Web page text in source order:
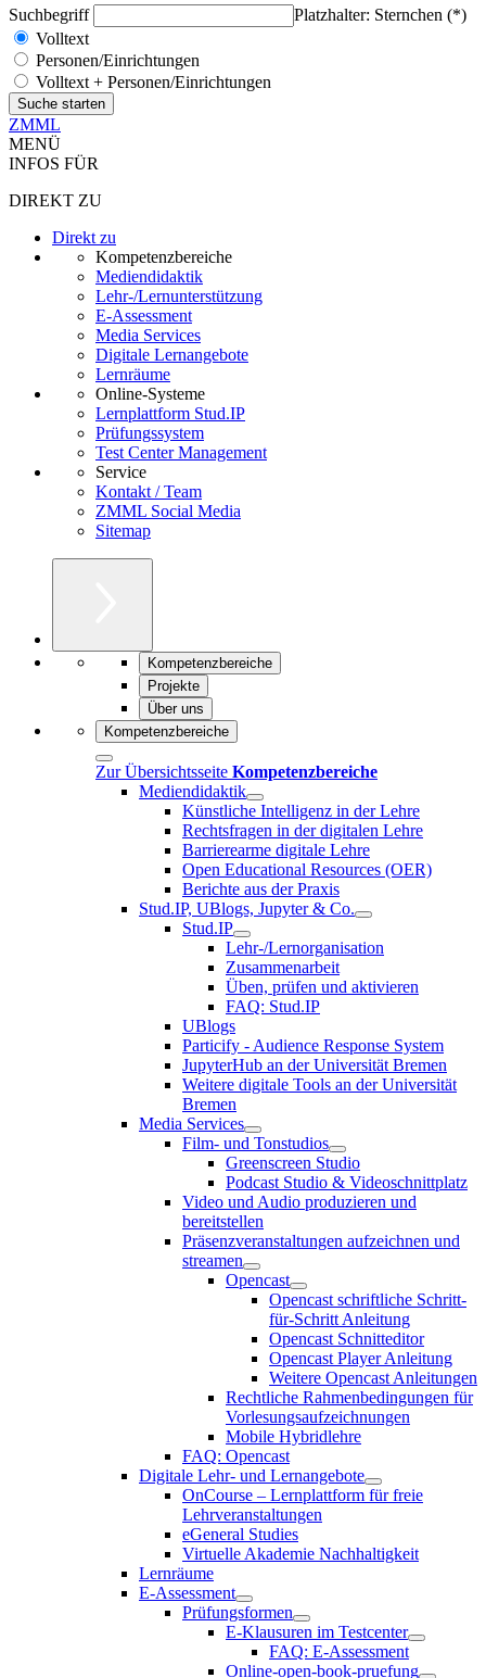
Suchbegriff
Platzhalter: Sternchen (*)
Volltext
Personen/Einrichtungen
Volltext + Personen/Einrichtungen
ZMML
MENÜ
INFOS FÜR
DIREKT ZU
Direkt zu
Kompetenzbereiche
Mediendidaktik
Lehr-/Lernunterstützung
E-Assessment
Media Services
Digitale Lernangebote
Lernräume
Online-Systeme
Lernplattform Stud.IP
Prüfungssystem
Test Center Management
Service
Kontakt / Team
ZMML Social Media
Sitemap
Kompetenzbereiche
Projekte
Über uns
Kompetenzbereiche
Zur Übersichtsseite Kompetenzbereiche
Mediendidaktik
Künstliche Intelligenz in der Lehre
Rechtsfragen in der digitalen Lehre
Barrierearme digitale Lehre
Open Educational Resources (OER)
Berichte aus der Praxis
Stud.IP, UBlogs, Jupyter & Co.
Stud.IP
Lehr-/Lernorganisation
Zusammenarbeit
Üben, prüfen und aktivieren
FAQ: Stud.IP
UBlogs
Particify - Audience Response System
JupyterHub an der Universität Bremen
Weitere digitale Tools an der Universität
Bremen
Media Services
Film- und Tonstudios
Greenscreen Studio
Podcast Studio & Videoschnittplatz
Video und Audio produzieren und
bereitstellen
Präsenzveranstaltungen aufzeichnen und
streamen
Opencast
Opencast schriftliche Schritt-
für-Schritt Anleitung
Opencast Schnitteditor
Opencast Player Anleitung
Weitere Opencast Anleitungen
Rechtliche Rahmenbedingungen für
Vorlesungsaufzeichnungen
Mobile Hybridlehre
FAQ: Opencast
Digitale Lehr- und Lernangebote
OnCourse – Lernplattform für freie
Lehrveranstaltungen
eGeneral Studies
Virtuelle Akademie Nachhaltigkeit
Lernräume
E-Assessment
Prüfungsformen
E-Klausuren im Testcenter
FAQ: E-Assessment
Online-open-book-pruefung